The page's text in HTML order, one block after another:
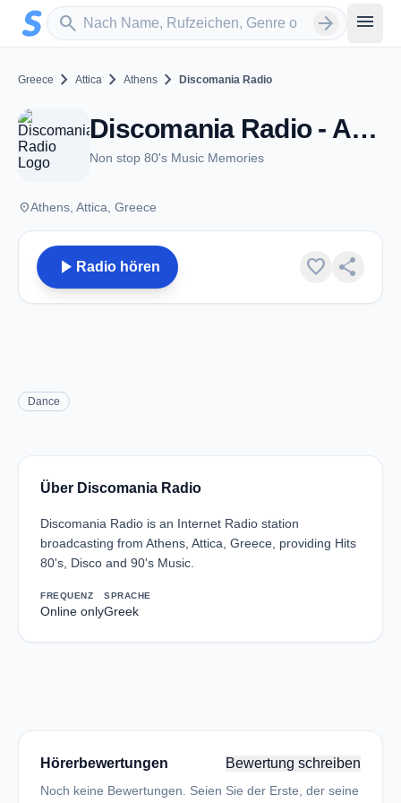
Zum Hauptinhalt springen
search
Sender suchen arrow_forward menu
Greece chevron_right Attica chevron_right Athens chevron_right Discomania Radio
Discomania Radio - Athens
Non stop 80's Music Memories
placeAthens, Attica, Greece
play_arrow Radio hören favorite share
Dance
Über Discomania Radio
Discomania Radio is an Internet Radio station
broadcasting from Athens, Attica, Greece, providing Hits
80's, Disco and 90's Music.
FREQUENZ
Online only
SPRACHE
Greek
Hörerbewertungen Bewertung schreiben
Noch keine Bewertungen. Seien Sie der Erste, der seine